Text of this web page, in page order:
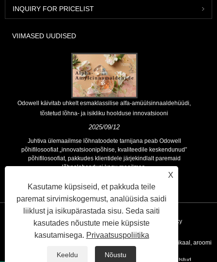
INQUIRY FOR PRICELIST
VIIMASED UUDISED
Odowell käivitab uhkelt esmaklassilise alfa-amüülsinnaaldehüüdi,
tõstetud lõhna- ja isikliku hoolduse innovatsiooni
2025/09/12
Juhtiva ülemaailmse lõhnatoodete tarnijana peab Odowell
põhifilosoofiat „innovatsioonipõhise, kvaliteedile keskendunud”
põhifilosoofiat, pakkudes klientidele järjekindlalt paremaid
lõhnalahendusi kogu maailmas.
Lingid Sitemap RSS XML Privacy Policy
Autoriõigus © 2020 Kunshan Odowell Co., Ltd - Hiina aroomi kemikaal, aroomi
koostisosade tootjad, eeterlike õli tarnijad Kõik õigused kaitstud.
X
Kasutame küpsiseid, et pakkuda teile
paremat sirvimiskogemust, analüüsida saidi
liiklust ja isikupärastada sisu. Seda saiti
kasutades nõustute meie küpsiste
kasutamisega. Privaatsuspoliitika
Keeldu Nõustu